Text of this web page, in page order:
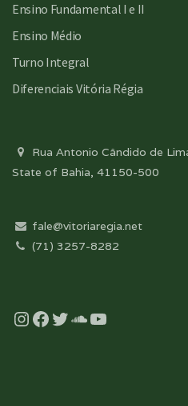
Ensino Fundamental I e II
Ensino Médio
Turno Integral
Diferenciais Vitória Régia
Rua Antonio Cândido de
State of Bahia, 41150-500
fale@vitoriaregia.net
(71) 3257-8282
Instagram
Facebook
Twitter
Soundcloud
YouTube